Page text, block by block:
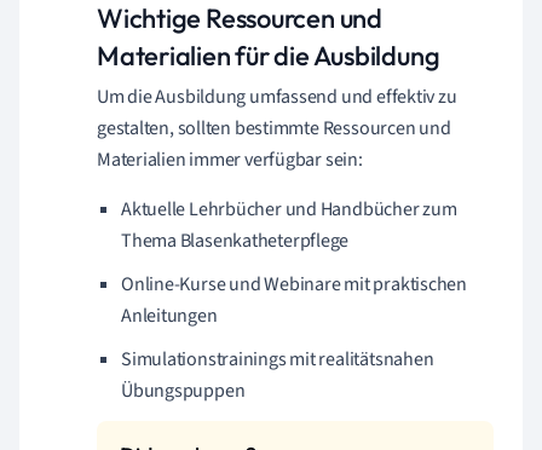
Wichtige Ressourcen und
Materialien für die Ausbildung
Um die Ausbildung umfassend und effektiv zu
gestalten, sollten bestimmte Ressourcen und
Materialien immer verfügbar sein:
Aktuelle Lehrbücher und Handbücher zum
Thema Blasenkatheterpflege
Online-Kurse und Webinare mit praktischen
Anleitungen
Simulationstrainings mit realitätsnahen
Übungspuppen